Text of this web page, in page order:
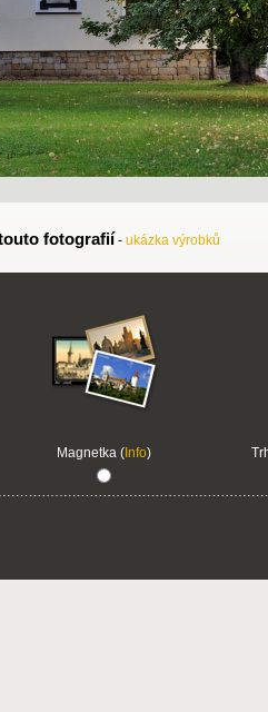
fotografií - ukázka výrobků
Magnetka (Info)